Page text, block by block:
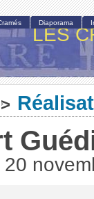
LES
>
20
Diaporama